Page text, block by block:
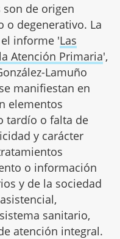
son de origen
o degenerativo. La
informe 'Las
Atención Primaria',
Lamuño
manifiestan en
elementos
tardío o falta de
y carácter
o información
y de la sociedad
sanitario,
atención integral.